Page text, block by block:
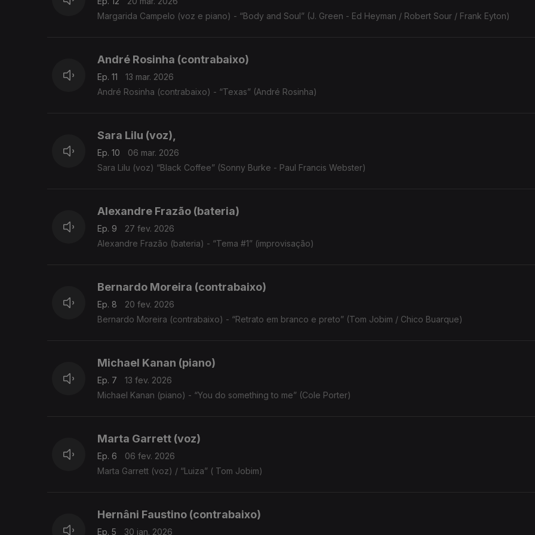
Margarida Campelo (voz e piano) - “Body and Soul” (J. Green - Ed Heyman / Robert Sour / Frank Eyton)
André Rosinha (contrabaixo)
Ep. 11
13 mar. 2026
André Rosinha (contrabaixo) - “Texas” (André Rosinha)
Sara Lilu (voz),
Ep. 10
06 mar. 2026
Sara Lilu (voz) “Black Coffee” (Sonny Burke - Paul Francis Webster)
Alexandre Frazão (bateria)
Ep. 9
27 fev. 2026
Alexandre Frazão (bateria) - “Tema #1” (improvisação)
Bernardo Moreira (contrabaixo)
Ep. 8
20 fev. 2026
Bernardo Moreira (contrabaixo) - “Retrato em branco e preto” (Tom Jobim / Chico Buarque)
Michael Kanan (piano)
Ep. 7
13 fev. 2026
Michael Kanan (piano) - “You do something to me” (Cole Porter)
Marta Garrett (voz)
Ep. 6
06 fev. 2026
Marta Garrett (voz) / “Luiza” ( Tom Jobim)
Hernâni Faustino (contrabaixo)
Ep. 5 30 jan. 2026